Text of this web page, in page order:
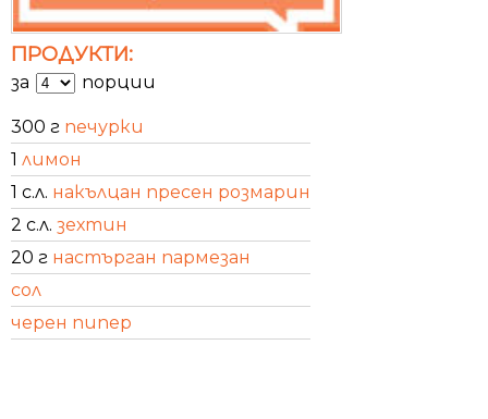
ПРОДУКТИ:
за порции
300 г печурки
1 лимон
1 с.л. накълцан пресен розмарин
2 с.л. зехтин
20 г настърган пармезан
сол
черен пипер